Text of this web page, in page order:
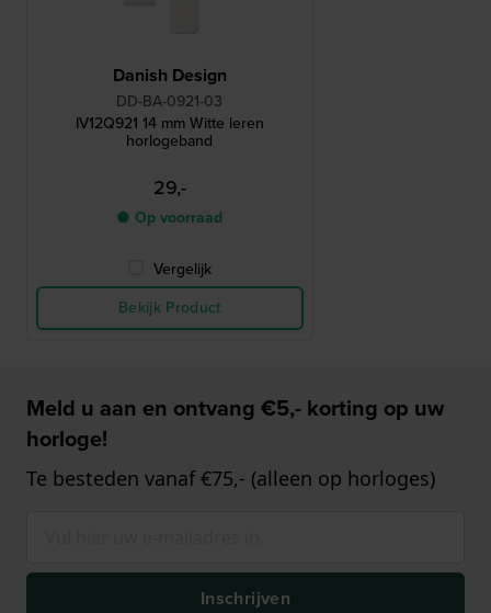
Danish Design
DD-BA-0921-03
IV12Q921 14 mm Witte leren
horlogeband
29,-
● Op voorraad
Vergelijk
Bekijk Product
Meld u aan en ontvang €5,- korting op uw
horloge!
Te besteden vanaf €75,- (alleen op horloges)
Inschrijven